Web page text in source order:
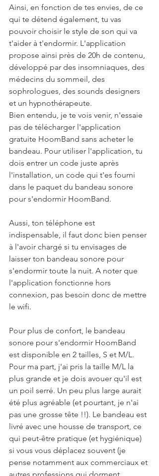
Ainsi, en fonction de tes envies, de ce
qui te détend également, tu vas
pouvoir choisir le style de son qui va
t'aider à t'endormir. L'application
propose ainsi près de 20h de contenu,
développé par des insomniaques, des
médecins du sommeil, des
sophrologues, des sounds designers
et un hypnothérapeute.
Bien entendu, je te vois venir, n'essaie
pas de télécharger l'application
gratuite HoomBand sans acheter le
bandeau. Pour utiliser l'application, tu
dois entrer un code juste après
l'installation, un code qui t'es fourni
dans le paquet du bandeau sonore
pour s'endormir HoomBand.
Aussi, ton téléphone est
indispensable, il faut donc bien penser
à l'avoir chargé si tu envisages de
laisser ton bandeau sonore pour
s'endormir toute la nuit. A noter que
l'application fonctionne hors
connexion, pas besoin donc de mettre
le wifi.
Pour plus de confort, le bandeau
sonore pour s'endormir HoomBand
est disponible en 2 tailles, S et M/L.
Pour ma part, j'ai pris la taille M/L la
plus grande et je dois avouer qu'il est
un poil serré. Un peu plus large aurait
été plus agréable (et pourtant, je n'ai
pas une grosse tête !!). Le bandeau est
livré avec une housse de transport, ce
qui peut-être pratique (et hygiénique)
si vous vous déplacez souvent (je
pense notamment aux commerciaux et